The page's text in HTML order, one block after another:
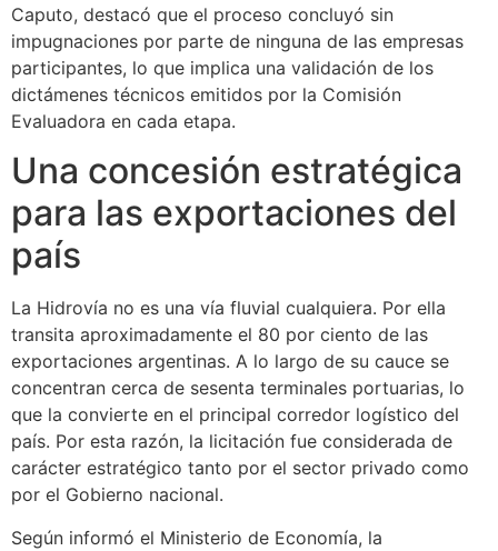
Caputo, destacó que el proceso concluyó sin
impugnaciones por parte de ninguna de las empresas
participantes, lo que implica una validación de los
dictámenes técnicos emitidos por la Comisión
Evaluadora en cada etapa.
Una concesión estratégica
para las exportaciones del
país
La Hidrovía no es una vía fluvial cualquiera. Por ella
transita aproximadamente el 80 por ciento de las
exportaciones argentinas. A lo largo de su cauce se
concentran cerca de sesenta terminales portuarias, lo
que la convierte en el principal corredor logístico del
país. Por esta razón, la licitación fue considerada de
carácter estratégico tanto por el sector privado como
por el Gobierno nacional.
Según informó el Ministerio de Economía, la